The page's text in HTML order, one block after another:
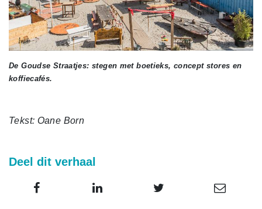
De Goudse Straatjes: stegen met boetieks, concept stores en
koffiecafés.
Tekst: Oane Born
Deel dit verhaal